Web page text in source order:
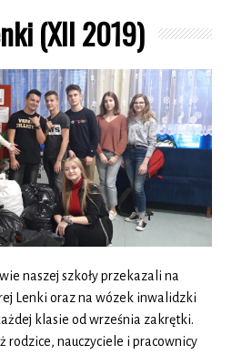
(XII 2019)
naszej szkoły przekazali na
Lenki oraz na wózek inwalidzki
klasie od września zakrętki.
rodzice, nauczyciele i pracownicy